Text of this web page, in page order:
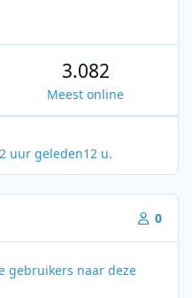
3.082
Meest online
uur geleden12 u.
0
gebruikers naar deze